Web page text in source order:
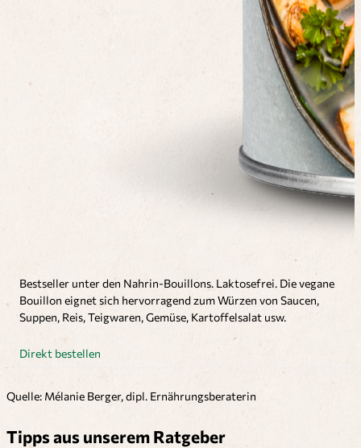
Bestseller unter den Nahrin-Bouillons. Laktosefrei. Die vegane
Bouillon eignet sich hervorragend zum Würzen von Saucen,
Suppen, Reis, Teigwaren, Gemüse, Kartoffelsalat usw.
Direkt bestellen
Quelle: Mélanie Berger, dipl. Ernährungsberaterin
Tipps aus unserem Ratgeber